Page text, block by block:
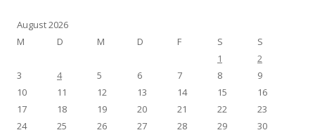
August 2026
M
D M D F S
S
1
2
3
4 5 6 7 8
9
10
11 12 13 14 15
16
17
18 19 20 21 22
23
24
25 26 27 28 29
30